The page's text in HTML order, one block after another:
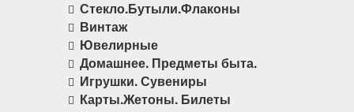
Стекло.Бутыли.Флаконы
Винтаж
Ювелирные
Домашнее. Предметы быта.
Игрушки. Сувениры
Карты.Жетоны. Билеты